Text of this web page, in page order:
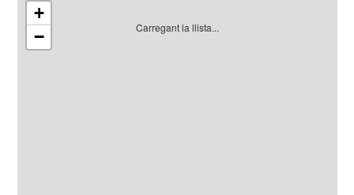
Carregant la llista...
+
−